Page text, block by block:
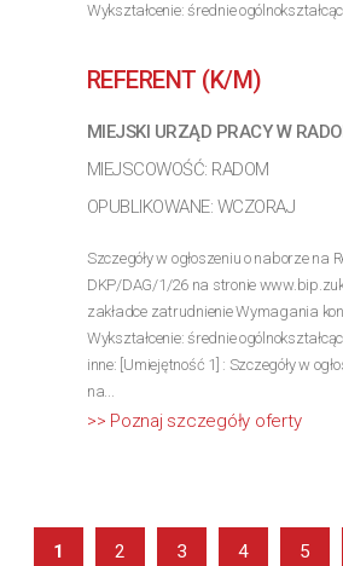
Wykształcenie: średnie
>> Poznaj szczegóły oferty
REFERENT (K/M)
MIEJSKI URZĄD PRACY W
MIEJSCOWOŚĆ: RADOM
OPUBLIKOWANE: WCZORAJ
Szczegóły w ogłoszeniu o naborze na
DKP/DAG/1/26 na stronie
zakładce zatrudnienie Wymagania
Wykształcenie: średnie
inne: [Umiejętność 1] : Szczegóły w
na...
>> Poznaj szczegóły oferty
1 2 3 4 5